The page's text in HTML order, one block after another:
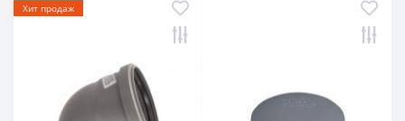
Хит продаж